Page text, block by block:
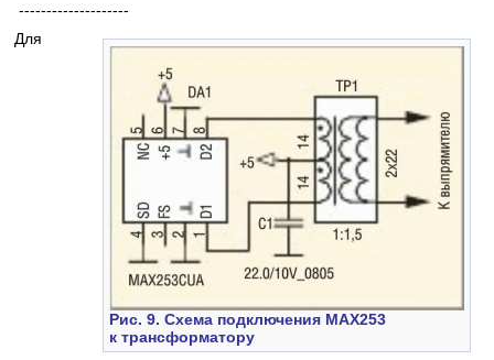
--------------------
Рис. 9. Схема подключения МАХ253
к трансформатору
Для